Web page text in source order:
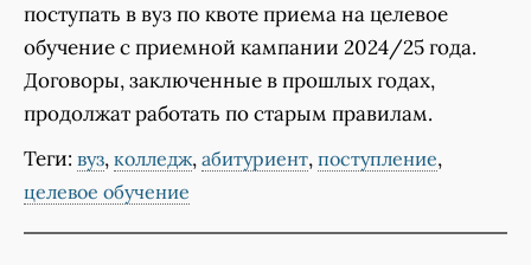
поступать в вуз по квоте приема на целевое
обучение с приемной кампании 2024/25 года.
Договоры, заключенные в прошлых годах,
продолжат работать по старым правилам.
Теги: вуз, колледж, абитуриент, поступление,
целевое обучение